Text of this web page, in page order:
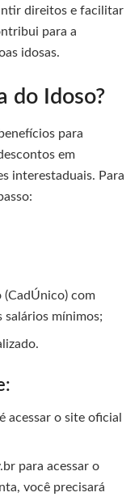
direitos e facilitar
para a
idosas.
do Idoso?
para
em
interestaduais. Para
com
salários mínimos;
acessar o site oficial
para acessar o
você precisará